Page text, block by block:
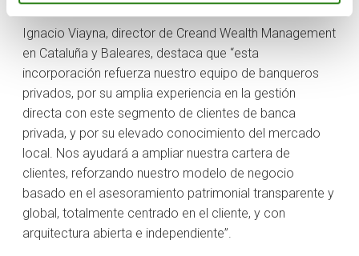
Ignacio Viayna, director de Creand Wealth Management
en Cataluña y Baleares, destaca que “esta
incorporación refuerza nuestro equipo de banqueros
privados, por su amplia experiencia en la gestión
directa con este segmento de clientes de banca
privada, y por su elevado conocimiento del mercado
local. Nos ayudará a ampliar nuestra cartera de
clientes, reforzando nuestro modelo de negocio
basado en el asesoramiento patrimonial transparente y
global, totalmente centrado en el cliente, y con
arquitectura abierta e independiente”.